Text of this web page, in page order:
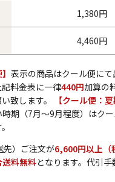
1,380円
4,460円
表示の商品はクール便にて
料金表に一律440円加算の
致します。
【クール便：夏
期（7月～9月程度）はク
先）ご注文が6,600円以上（
料無料となります。代引